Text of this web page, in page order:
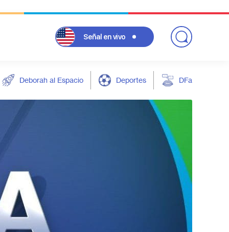
Señal en vivo
Deborah al Espacio Deportes DFarándula